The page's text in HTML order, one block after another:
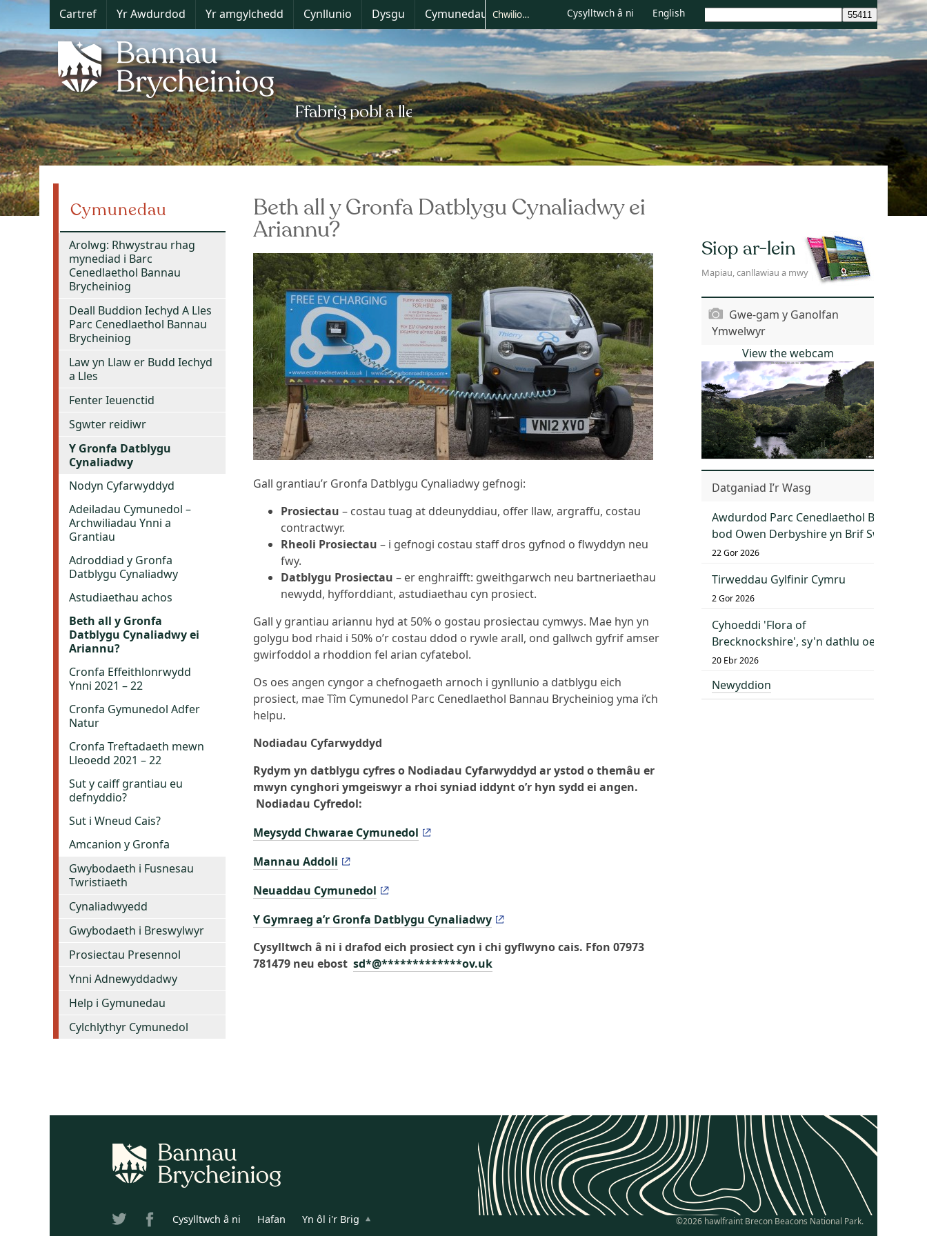
Skip
content
Cartref Yr Awdurdod Yr amgylchedd Cynllunio Dysgu Cymunedau Cysylltwch â ni English
Beth all y Gronfa Datblygu Cynaliadwy ei
Ariannu?
Gall grantiau’r Gronfa Datblygu Cynaliadwy gefnogi:
Prosiectau – costau tuag at ddeunyddiau, offer llaw, argraffu, costau
contractwyr.
Rheoli Prosiectau – i gefnogi costau staff dros gyfnod o flwyddyn neu
fwy.
Datblygu Prosiectau – er enghraifft: gweithgarwch neu bartneriaethau
newydd, hyfforddiant, astudiaethau cyn prosiect.
Gall y grantiau ariannu hyd at 50% o gostau prosiectau cymwys. Mae hyn yn
golygu bod rhaid i 50% o’r costau ddod o rywle arall, ond gallwch gyfrif amser
gwirfoddol a rhoddion fel arian cyfatebol.
Os oes angen cyngor a chefnogaeth arnoch i gynllunio a datblygu eich
prosiect, mae Tîm Cymunedol Parc Cenedlaethol Bannau Brycheiniog yma i’ch
helpu.
Nodiadau Cyfarwyddyd
Rydym yn datblygu cyfres o Nodiadau Cyfarwyddyd ar ystod o themâu er
mwyn cynghori ymgeiswyr a rhoi syniad iddynt o’r hyn sydd ei angen.
Nodiadau Cyfredol:
Meysydd Chwarae Cymunedol
Mannau Addoli
Neuaddau Cymunedol
Y Gymraeg a’r Gronfa Datblygu Cynaliadwy
Cysylltwch â ni i drafod eich prosiect cyn i chi gyflwyno cais. Ffon 07973
781479 neu ebost sd*@*************ov.uk
Cymunedau
Arolwg: Rhwystrau rhag
mynediad i Barc
Cenedlaethol Bannau
Brycheiniog
Deall Buddion Iechyd A Lles
Parc Cenedlaethol Bannau
Brycheiniog
Law yn Llaw er Budd Iechyd
a Lles
Fenter Ieuenctid
Sgwter reidiwr
Y Gronfa Datblygu
Cynaliadwy
Nodyn Cyfarwyddyd
Adeiladau Cymunedol –
Archwiliadau Ynni a
Grantiau
Adroddiad y Gronfa
Datblygu Cynaliadwy
Astudiaethau achos
Beth all y Gronfa
Datblygu Cynaliadwy ei
Ariannu?
Cronfa Effeithlonrwydd
Ynni 2021 – 22
Cronfa Gymunedol Adfer
Natur
Cronfa Treftadaeth mewn
Lleoedd 2021 – 22
Sut y caiff grantiau eu
defnyddio?
Sut i Wneud Cais?
Amcanion y Gronfa
Gwybodaeth i Fusnesau
Twristiaeth
Cynaliadwyedd
Gwybodaeth i Breswylwyr
Prosiectau Presennol
Ynni Adnewyddadwy
Help i Gymunedau
Cylchlythyr Cymunedol
Siop ar-lein
Mapiau, canllawiau a mwy
Gwe-gam y Ganolfan
Ymwelwyr
View the webcam
Datganiad I’r Wasg
Awdurdod Parc Cenedlaethol Bannau
bod Owen Derbyshire yn Brif Swyddog
22 Gor 2026
Tirweddau Gylfinir Cymru
2 Gor 2026
Cyhoeddi 'Flora of
Brecknockshire', sy'n dathlu oes o
20 Ebr 2026
Newyddion
Cysylltwch â ni Hafan Yn ôl i'r Brig ©2026 hawlfraint Brecon Beacons National Park.